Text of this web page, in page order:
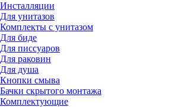
Инсталляции
Для унитазов
Комплекты с унитазом
Для биде
Для писсуаров
Для раковин
Для душа
Кнопки смыва
Бачки скрытого монтажа
Комплектующие